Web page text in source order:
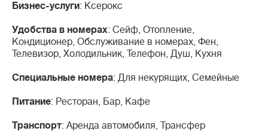
Бизнес-услуги: Ксерокс
Удобства в номерах: Сейф, Отопление,
Кондиционер, Обслуживание в номерах, Фен,
Телевизор, Холодильник, Телефон, Душ, Кухня
Специальные номера: Для некурящих, Семейные
Питание: Ресторан, Бар, Кафе
Транспорт: Аренда автомобиля, Трансфер